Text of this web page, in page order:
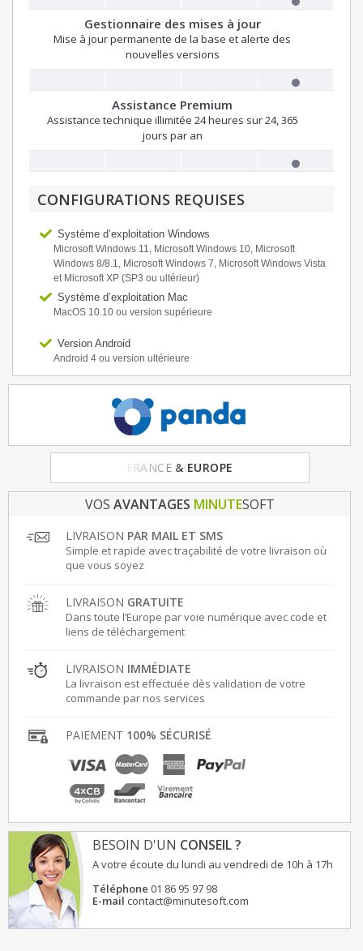
Gestionnaire des mises à jour
Mise à jour permanente de la base et alerte des
nouvelles versions
Assistance Premium
Assistance technique illimitée 24 heures sur 24, 365
jours par an
CONFIGURATIONS REQUISES
Système d’exploitation Windows
Microsoft Windows 11, Microsoft Windows 10, Microsoft
Windows 8/8.1, Microsoft Windows 7, Microsoft Windows Vista
et Microsoft XP (SP3 ou ultérieur)
Système d’exploitation Mac
MacOS 10.10 ou version supérieure
Version Android
Android 4 ou version ultérieure
FRANCE & EUROPE
VOS AVANTAGES MINUTESOFT
LIVRAISON PAR MAIL ET SMS
Simple et rapide avec traçabilité de votre livraison où
que vous soyez
LIVRAISON GRATUITE
Dans toute l’Europe par voie numérique avec code et
liens de téléchargement
LIVRAISON IMMÉDIATE
La livraison est effectuée dès validation de votre
commande par nos services
PAIEMENT 100% SÉCURISÉ
BESOIN D'UN CONSEIL ?
A votre écoute du lundi au vendredi de 10h à 17h
Téléphone 01 86 95 97 98
E-mail contact@minutesoft.com